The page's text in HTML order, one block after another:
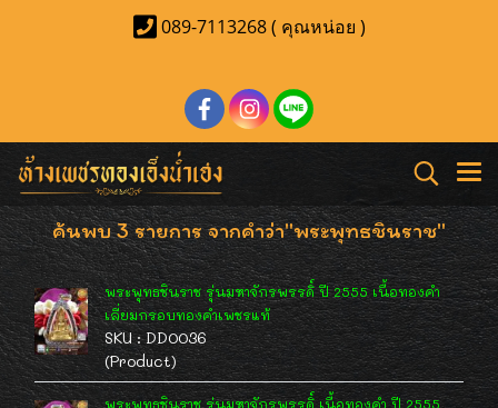
089-7113268 ( คุณหน่อย )
ค้นพบ 3 รายการ จากคำว่า"พระพุทธชินราช"
พระพุทธชินราช รุ่นมหาจักรพรรดิ์ ปี 2555 เนื้อทองคำ
เลี่ยมกรอบทองคำเพชรแท้
SKU : DD0036
(Product)
พระพุทธชินราช รุ่นมหาจักรพรรดิ์ เนื้อทองคำ ปี 2555